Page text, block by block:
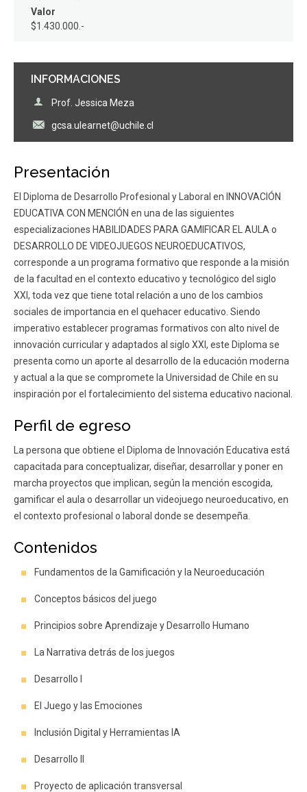
INFORMACIONES
Prof. Jessica Meza
gcsa.ulearnet@uchile.cl
Valor
$1.430.000.-
Presentación
El Diploma de Desarrollo Profesional y Laboral en INNOVACIÓN
EDUCATIVA CON MENCIÓN en una de las siguientes
especializaciones HABILIDADES PARA GAMIFICAR EL AULA o
DESARROLLO DE VIDEOJUEGOS NEUROEDUCATIVOS,
corresponde a un programa formativo que responde a la misión
de la facultad en el contexto educativo y tecnológico del siglo
XXI, toda vez que tiene total relación a uno de los cambios
sociales de importancia en el quehacer educativo. Siendo
imperativo establecer programas formativos con alto nivel de
innovación curricular y adaptados al siglo XXI, este Diploma se
presenta como un aporte al desarrollo de la educación moderna
y actual a la que se compromete la Universidad de Chile en su
inspiración por el fortalecimiento del sistema educativo nacional.
Perfil de egreso
La persona que obtiene el Diploma de Innovación Educativa está
capacitada para conceptualizar, diseñar, desarrollar y poner en
marcha proyectos que implican, según la mención escogida,
gamificar el aula o desarrollar un videojuego neuroeducativo, en
el contexto profesional o laboral donde se desempeña.
Contenidos
Fundamentos de la Gamificación y la Neuroeducación
Conceptos básicos del juego
Principios sobre Aprendizaje y Desarrollo Humano
La Narrativa detrás de los juegos
Desarrollo I
El Juego y las Emociones
Inclusión Digital y Herramientas IA
Desarrollo II
Proyecto de aplicación transversal